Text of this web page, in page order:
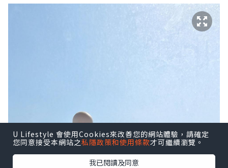
U Lifestyle 會使用Cookies來改善您的網站體驗，請確定
您同意接受本網站之私隱政策和使用條款才可繼續瀏覽。
我已閱讀及同意